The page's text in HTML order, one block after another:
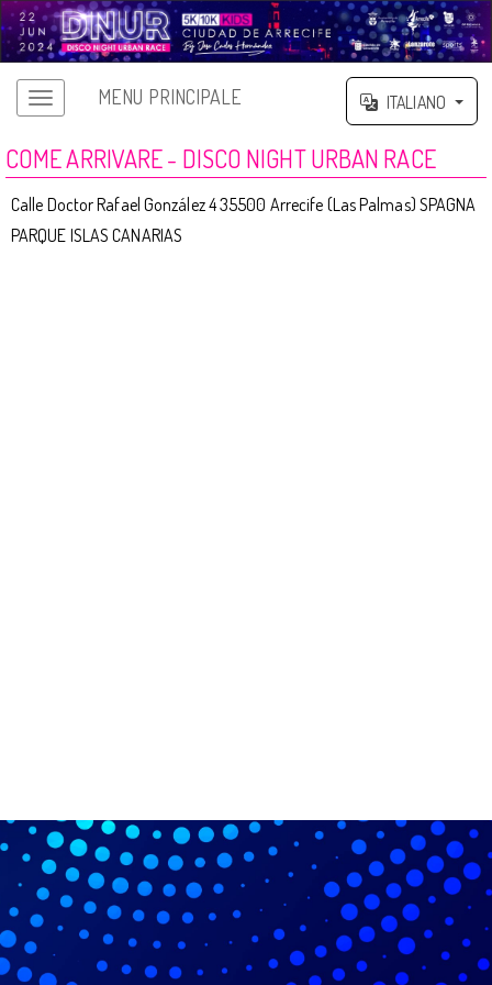
MENU PRINCIPALE ITALIANO
COME ARRIVARE - DISCO NIGHT URBAN RACE
Calle Doctor Rafael González 4 35500 Arrecife (Las Palmas) SPAGNA
PARQUE ISLAS CANARIAS